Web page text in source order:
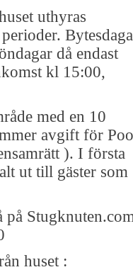
uthyras
då endast
kl 15:00,
med en 10
avgift för
). I första
ut till gäster som
huset :